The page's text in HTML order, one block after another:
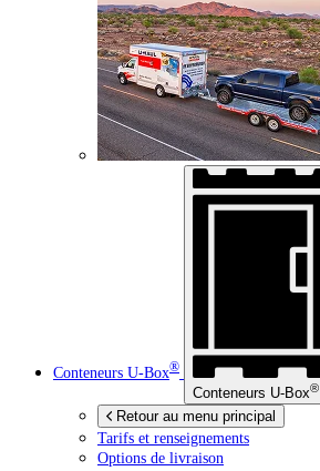
Conteneurs U-Box®
Conteneurs U-Box®
Retour au menu principal
Tarifs et renseignements
Options de livraison